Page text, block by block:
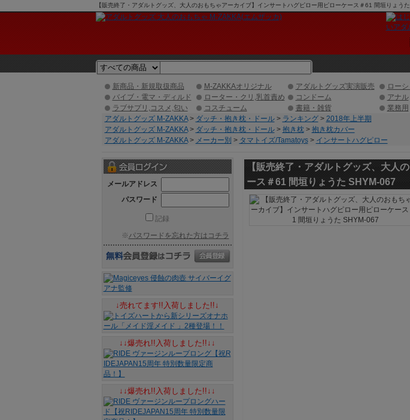
【販売終了・アダルトグッズ、大人のおもちゃアーカイブ】インサートハグピロー用ピローケース＃61 間垣りょ
KUマンゾクショッピング】
新商品・新規取扱商品 M-ZAKKAオリジナル アダルトグッズ実演販売 ロー
バイブ・電マ・ディルド
ローター・クリ,乳首責め コンドーム アナル
ラブサプリ,コスメ,匂い
コスチューム 書籍・雑貨 業務用
アダルトグッズ M-ZAKKA> ダッチ・抱き枕・ドール> ランキング> 2018年上半期
アダルトグッズ M-ZAKKA> ダッチ・抱き枕・ドール> 抱き枕> 抱き枕カバー
アダルトグッズ M-ZAKKA> メーカー別 > タマトイズ/Tamatoys> インサートハグピロー
【販売終了・アダルトグッズ、大人
ース＃61 間垣りょうた SHYM-067
メールアドレス
パスワード
記録
※パスワードを忘れた方はコチラ
↓売れてます!!入荷しました!!↓
↓↓爆売れ!!入荷しました!!↓↓
↓↓爆売れ!!入荷しました!!↓↓